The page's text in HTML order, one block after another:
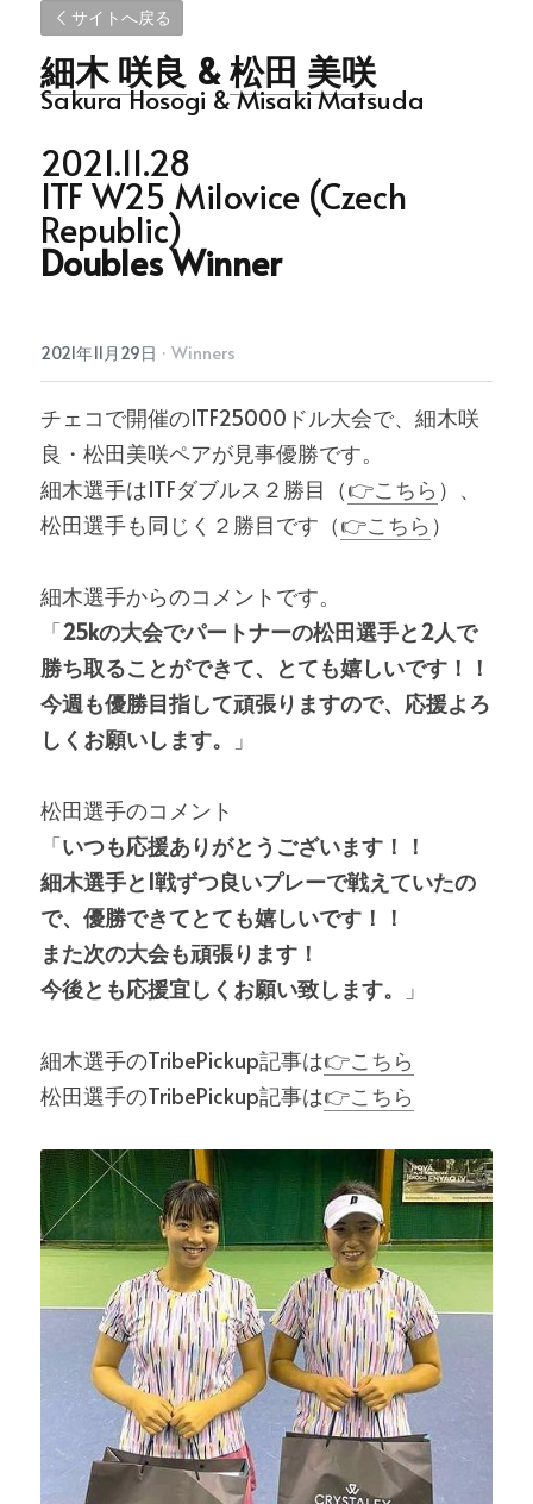
サイトへ戻る
細木 咲良 & 松田 美咲
Sakura Hosogi & Misaki Matsuda
2021.11.28
ITF W25 Milovice (Czech
Republic)
Doubles Winner
2021年11月29日 · Winners
チェコで開催のITF25000ドル大会で、細木咲
良・松田美咲ペアが見事優勝です。
細木選手はITFダブルス２勝目（👉こちら ）、
松田選手も同じく２勝目です（👉こちら ）
細木選手からのコメントです。
「25kの大会でパートナーの松田選手と2人で
勝ち取ることができて、とても嬉しいです！！
今週も優勝目指して頑張りますので、応援よろ
しくお願いします。
」
松田選手のコメント
「いつも応援ありがとうございます！！
細木選手と1戦ずつ良いプレーで戦えていたの
で、優勝できてとても嬉しいです！！
また次の大会も頑張ります！
今後とも応援宜しくお願い致します。
」
細木選手のTribePickup記事は👉こちら
松田選手のTribePickup記事は👉こちら